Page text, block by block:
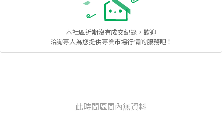
本社區近期沒有成交紀錄，歡迎
洽詢專人為您提供專業市場行情的服務吧！
此時間區間內無資料